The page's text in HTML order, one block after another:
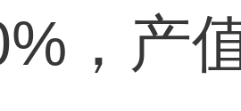
，产